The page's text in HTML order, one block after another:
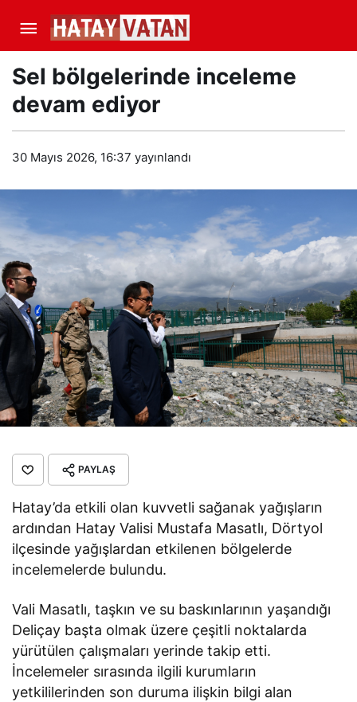
Sel bölgelerinde inceleme
devam ediyor
30 Mayıs 2026, 16:37 yayınlandı
PAYLAŞ
Hatay’da etkili olan kuvvetli sağanak yağışların
ardından Hatay Valisi Mustafa Masatlı, Dörtyol
ilçesinde yağışlardan etkilenen bölgelerde
incelemelerde bulundu.
Vali Masatlı, taşkın ve su baskınlarının yaşandığı
Deliçay başta olmak üzere çeşitli noktalarda
yürütülen çalışmaları yerinde takip etti.
İncelemeler sırasında ilgili kurumların
yetkililerinden son duruma ilişkin bilgi alan